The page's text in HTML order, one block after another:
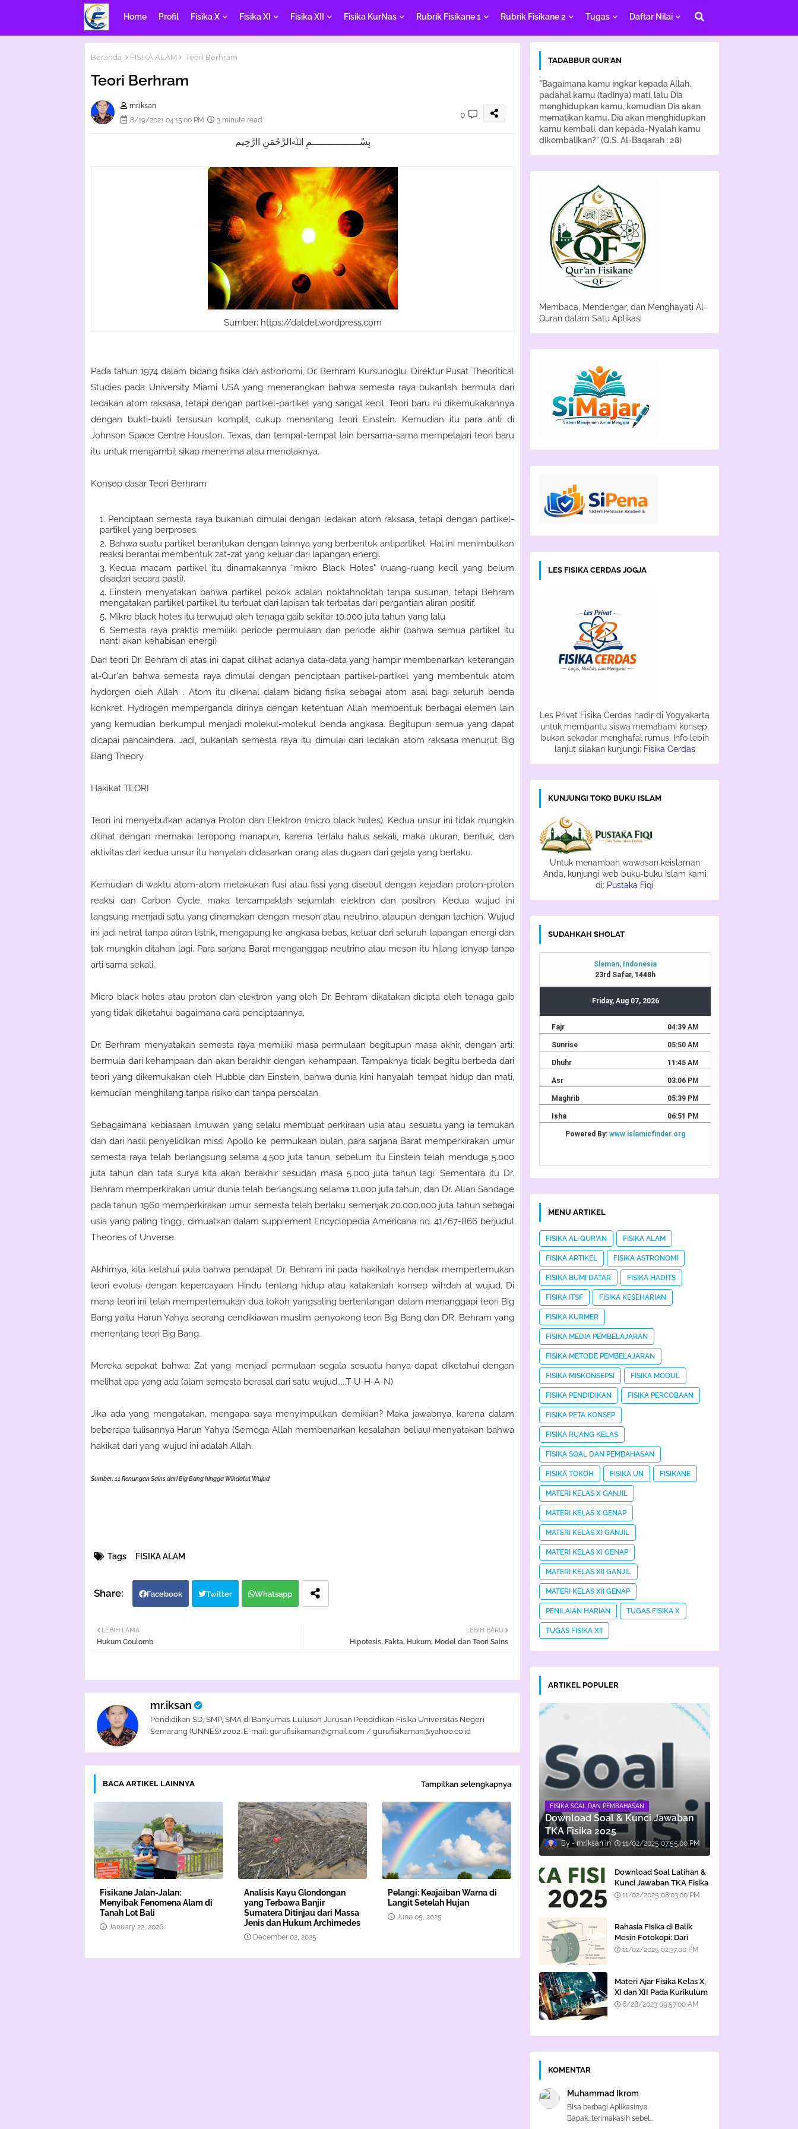
Home Profil Fisika X Fisika XI Fisika XII Fisika KurNas Rubrik Fisikane 1 Rubrik Fisikane 2 Tugas Daftar Nilai
Beranda FISIKA ALAM Teori Berhram
Teori Berhram
mr.iksan
8/19/2021 04:15:00 PM
3 minute read
0
بِسْــــــــــــــــمِ اﷲِالرَّحْمَنِ اارَّحِيم
Sumber: https://datdet.wordpress.com
Pada tahun 1974 dalam bidang fisika dan astronomi, Dr. Berhram Kursunoglu, Direktur Pusat Theoritical
Studies pada University Miami USA yang menerangkan bahwa semesta raya bukanlah bermula dari
ledakan atom raksasa, tetapi dengan partikel-partikel yang sangat kecil. Teori baru ini dikemukakannya
dengan bukti-bukti tersusun komplit, cukup menantang teori Einstein. Kemudian itu para ahli di
Johnson Space Centre Houston. Texas, dan tempat-tempat lain bersama-sama mempelajari teori baru
itu untuk mengambil sikap menerima atau menolaknya.
Konsep dasar Teori Berhram
Penciptaan semesta raya bukanlah dimulai dengan ledakan atom raksasa, tetapi dengan partikel-
partikel yang berproses.
Bahwa suatu partikel berantukan dengan lainnya yang berbentuk antipartikel. Hal ini menimbulkan
reaksi berantai membentuk zat-zat yang keluar dari lapangan energi.
Kedua macam partikel itu dinamakannya “mikro Black Holes" (ruang-ruang kecil yang belum
disadari secara pasti).
Einstein menyatakan bahwa partikel pokok adalah noktahnoktah tanpa susunan, tetapi Behram
mengatakan partikel partikel itu terbuat dari lapisan tak terbatas dari pergantian aliran positif.
Mikro black hotes itu terwujud oleh tenaga gaib sekitar 10.000 juta tahun yang lalu
Semesta raya praktis memiliki periode permulaan dan periode akhir (bahwa semua partikel itu
nanti akan kehabisan energi)
Dari teori Dr. Behram di atas ini dapat dilihat adanya data-data yang hampir membenarkan keterangan
al-Qur'an bahwa semesta raya dimulai dengan penciptaan partikel-partikel yang membentuk atom
hydorgen oleh Allah . Atom itu dikenal dalam bidang fisika sebagai atom asal bagi seluruh benda
konkret. Hydrogen memperganda dirinya dengan ketentuan Allah membentuk berbagai elemen lain
yang kemudian berkumpul menjadi molekul-molekul benda angkasa. Begitupun semua yang dapat
dicapai pancaindera. Jadi, bukanlah semesta raya itu dimulai dari ledakan atom raksasa menurut Big
Bang Theory.
Hakikat TEORI
Teori ini menyebutkan adanya Proton dan Elektron (micro black holes). Kedua unsur ini tidak mungkin
dilihat dengan memakai teropong manapun, karena terlalu halus sekali, maka ukuran, bentuk, dan
aktivitas dari kedua unsur itu hanyalah didasarkan orang atas dugaan dari gejala yang berlaku.
Kemudian di waktu atom-atom melakukan fusi atau fissi yang disebut dengan kejadian proton-proton
reaksi dan Carbon Cycle, maka tercampaklah sejumlah elektron dan positron. Kedua wujud ini
langsung menjadi satu yang dinamakan dengan meson atau neutrino, ataupun dengan tachion. Wujud
ini jadi netral tanpa aliran listrik, mengapung ke angkasa bebas, keluar dari seluruh lapangan energi dan
tak mungkin ditahan lagi. Para sarjana Barat menganggap neutrino atau meson itu hilang lenyap tanpa
arti sama sekali.
Micro black holes atau proton dan elektron yang oleh Dr. Behram dikatakan dicipta oleh tenaga gaib
yang tidak diketahui bagaimana cara penciptaannya.
Dr. Berhram menyatakan semesta raya memiliki masa permulaan begitupun masa akhir, dengan arti:
bermula dari kehampaan dan akan berakhir dengan kehampaan. Tampaknya tidak begitu berbeda dari
teori yang dikemukakan oleh Hubble dan Einstein, bahwa dunia kini hanyalah tempat hidup dan mati,
kemudian menghilang tanpa risiko dan tanpa persoalan.
Sebagaimana kebiasaan ilmuwan yang selalu membuat perkiraan usia atau sesuatu yang ia temukan
dan dari hasil penyelidikan missi Apollo ke permukaan bulan, para sarjana Barat memperkirakan umur
semesta raya telah berlangsung selama 4.500 juta tahun, sebelum itu Einstein telah menduga 5.000
juta tahun dan tata surya kita akan berakhir sesudah masa 5.000 juta tahun lagi. Sementara itu Dr.
Behram memperkirakan umur dunia telah berlangsung selama 11.000 juta tahun, dan Dr. Allan Sandage
pada tahun 1960 memperkirakan umur semesta telah berlaku semenjak 20.000.000 juta tahun sebagai
usia yang paling tinggi, dimuatkan dalam supplement Encyclopedia Americana no. 41/67-866 berjudul
Theories of Unverse.
Akhirnya, kita ketahui pula bahwa pendapat Dr. Behram ini pada hakikatnya hendak mempertemukan
teori evolusi dengan kepercayaan Hindu tentang hidup atau katakanlah konsep wihdah al wujud. Di
mana teori ini telah mempertemukan dua tokoh yangsaling bertentangan dalam menanggapi teori Big
Bang yaitu Harun Yahya seorang cendikiawan muslim penyokong teori Big Bang dan DR. Behram yang
menentang teori Big Bang.
Mereka sepakat bahwa: Zat yang menjadi permulaan segala sesuatu hanya dapat diketahui dengan
melihat apa yang ada (alam semesta berasal dari satu wujud.....T-U-H-A-N)
Jika ada yang mengatakan, mengapa saya menyimpulkan demikian? Maka jawabnya, karena dalam
beberapa tulisannya Harun Yahya (Semoga Allah membenarkan kesalahan beliau) menyatakan bahwa
hakikat dari yang wujud ini adalah Allah.
Sumber: 11 Renungan Sains dari Big Bang hingga Wihdatul Wujud
Tags FISIKA ALAM
Facebook Twitter Whatsapp
LEBIH BARU
Hipotesis, Fakta, Hukum, Model dan Teori Sains
LEBIH LAMA
Hukum Coulomb
mr.iksan
Pendidikan SD, SMP, SMA di Banyumas. Lulusan Jurusan Pendidikan Fisika Universitas Negeri
Semarang (UNNES) 2002. E-mail: gurufisikaman@gmail.com / gurufisikaman@yahoo.co.id
BACA ARTIKEL LAINNYA Tampilkan selengkapnya
Fisikane Jalan-Jalan:
Menyibak Fenomena Alam di
Tanah Lot Bali
January 22, 2026
Analisis Kayu Glondongan
yang Terbawa Banjir
Sumatera Ditinjau dari Massa
Jenis dan Hukum Archimedes
December 02, 2025
Pelangi: Keajaiban Warna di
Langit Setelah Hujan
June 05, 2025
TADABBUR QUR'AN
"Bagaimana kamu ingkar kepada Allah,
padahal kamu (tadinya) mati, lalu Dia
menghidupkan kamu, kemudian Dia akan
mematikan kamu, Dia akan menghidupkan
kamu kembali, dan kepada-Nyalah kamu
dikembalikan?" (Q.S. Al-Baqarah : 28)
Membaca, Mendengar, dan Menghayati Al-
Quran dalam Satu Aplikasi
LES FISIKA CERDAS JOGJA
Les Privat Fisika Cerdas hadir di Yogyakarta
untuk membantu siswa memahami konsep,
bukan sekadar menghafal rumus. Info lebih
lanjut silakan kunjungi: Fisika Cerdas
KUNJUNGI TOKO BUKU ISLAM
Untuk menambah wawasan keislaman
Anda, kunjungi web buku-buku Islam kami
di: Pustaka Fiqi
SUDAHKAH SHOLAT
MENU ARTIKEL
FISIKA AL-QUR'AN FISIKA ALAM
FISIKA ARTIKEL FISIKA ASTRONOMI
FISIKA BUMI DATAR FISIKA HADITS
FISIKA ITSF FISIKA KESEHARIAN
FISIKA KURMER
FISIKA MEDIA PEMBELAJARAN
FISIKA METODE PEMBELAJARAN
FISIKA MISKONSEPSI FISIKA MODUL
FISIKA PENDIDIKAN FISIKA PERCOBAAN
FISIKA PETA KONSEP
FISIKA RUANG KELAS
FISIKA SOAL DAN PEMBAHASAN
FISIKA TOKOH FISIKA UN FISIKANE
MATERI KELAS X GANJIL
MATERI KELAS X GENAP
MATERI KELAS XI GANJIL
MATERI KELAS XI GENAP
MATERI KELAS XII GANJIL
MATERI KELAS XII GENAP
PENILAIAN HARIAN TUGAS FISIKA X
TUGAS FISIKA XII
ARTIKEL POPULER
FISIKA SOAL DAN PEMBAHASAN
Download Soal & Kunci Jawaban
TKA Fisika 2025
mr.iksan 11/02/2025 07:55:00 PM
Download Soal Latihan &
Kunci Jawaban TKA Fisika
202511/02/2025 08:03:00 PM
Rahasia Fisika di Balik
Mesin Fotokopi: Dari
Cahaya hingga Listrik
11/02/2025 02:37:00 PM
Materi Ajar Fisika Kelas X,
XI dan XII Pada Kurikulum
Merdeka
6/28/2023 09:57:00 AM
KOMENTAR
Muhammad Ikrom
Bisa berbagi Aplikasinya
Bapak...terimakasih sebel...